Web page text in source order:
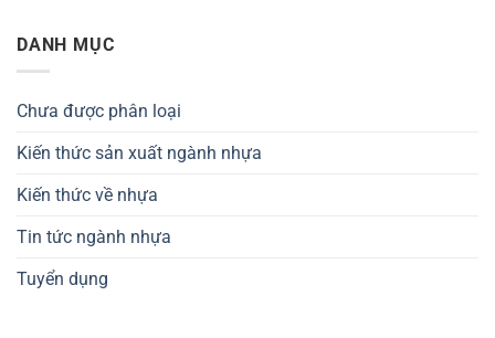
DANH MỤC
Chưa được phân loại
Kiến thức sản xuất ngành nhựa
Kiến thức về nhựa
Tin tức ngành nhựa
Tuyển dụng